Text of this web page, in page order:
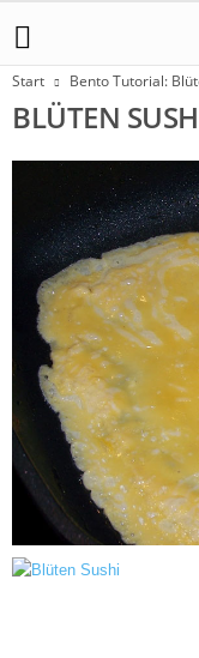
Start Bento Tutorial:
BLÜTEN